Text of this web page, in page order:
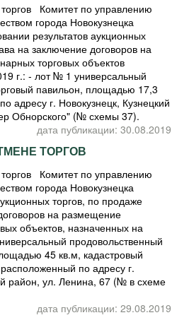
Комитет по управлению
города Новокузнецка
результатов аукционных
на заключение договоров на
торговых объектов
г.: - лот № 1 универсальный
павильон, площадью 17,3
адресу г. Новокузнецк, Кузнецкий
Обнорского" (№ схемы 37).
дата публикации: 30.08.2019
ТОРГОВ
Комитет по управлению
города Новокузнецка
торгов, по продаже
на размещение
объектов, назначенных на
продовольственный
45 кв.м, кадастровый
по адресу г.
район, ул. Ленина, 67 (№ в схеме
дата публикации: 29.08.2019